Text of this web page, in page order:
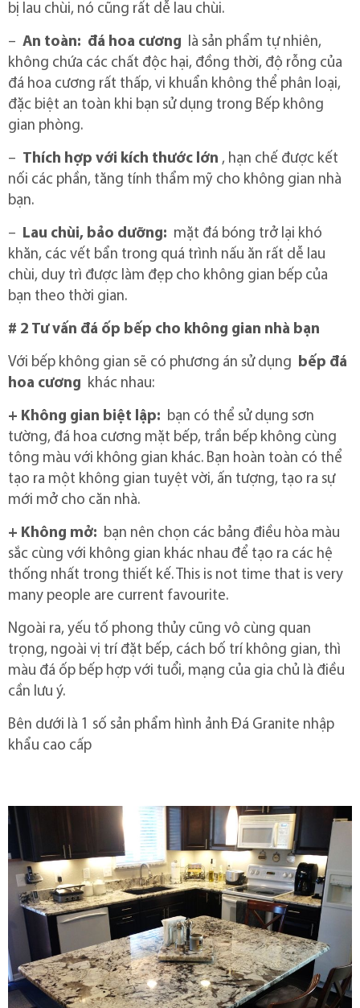
bị lau chùi, nó cũng rất dễ lau chùi.
– An toàn: đá hoa cương là sản phẩm tự nhiên,
không chứa các chất độc hại, đồng thời, độ rỗng của
đá hoa cương rất thấp, vi khuẩn không thể phân loại,
đặc biệt an toàn khi bạn sử dụng trong Bếp không
gian phòng.
– Thích hợp với kích thước lớn , hạn chế được kết
nối các phần, tăng tính thẩm mỹ cho không gian nhà
bạn.
– Lau chùi, bảo dưỡng: mặt đá bóng trở lại khó
khăn, các vết bẩn trong quá trình nấu ăn rất dễ lau
chùi, duy trì được làm đẹp cho không gian bếp của
bạn theo thời gian.
# 2 Tư vấn đá ốp bếp cho không gian nhà bạn
Với bếp không gian sẽ có phương án sử dụng bếp đá
hoa cương khác nhau:
+ Không gian biệt lập: bạn có thể sử dụng sơn
tường, đá hoa cương mặt bếp, trần bếp không cùng
tông màu với không gian khác. Bạn hoàn toàn có thể
tạo ra một không gian tuyệt vời, ấn tượng, tạo ra sự
mới mở cho căn nhà.
+ Không mở: bạn nên chọn các bảng điều hòa màu
sắc cùng với không gian khác nhau để tạo ra các hệ
thống nhất trong thiết kế. This is not time that is very
many people are current favourite.
Ngoài ra, yếu tố phong thủy cũng vô cùng quan
trọng, ngoài vị trí đặt bếp, cách bố trí không gian, thì
màu đá ốp bếp hợp với tuổi, mạng của gia chủ là điều
cần lưu ý.
Bên dưới là 1 số sản phẩm hình ảnh Đá Granite nhập
khẩu cao cấp